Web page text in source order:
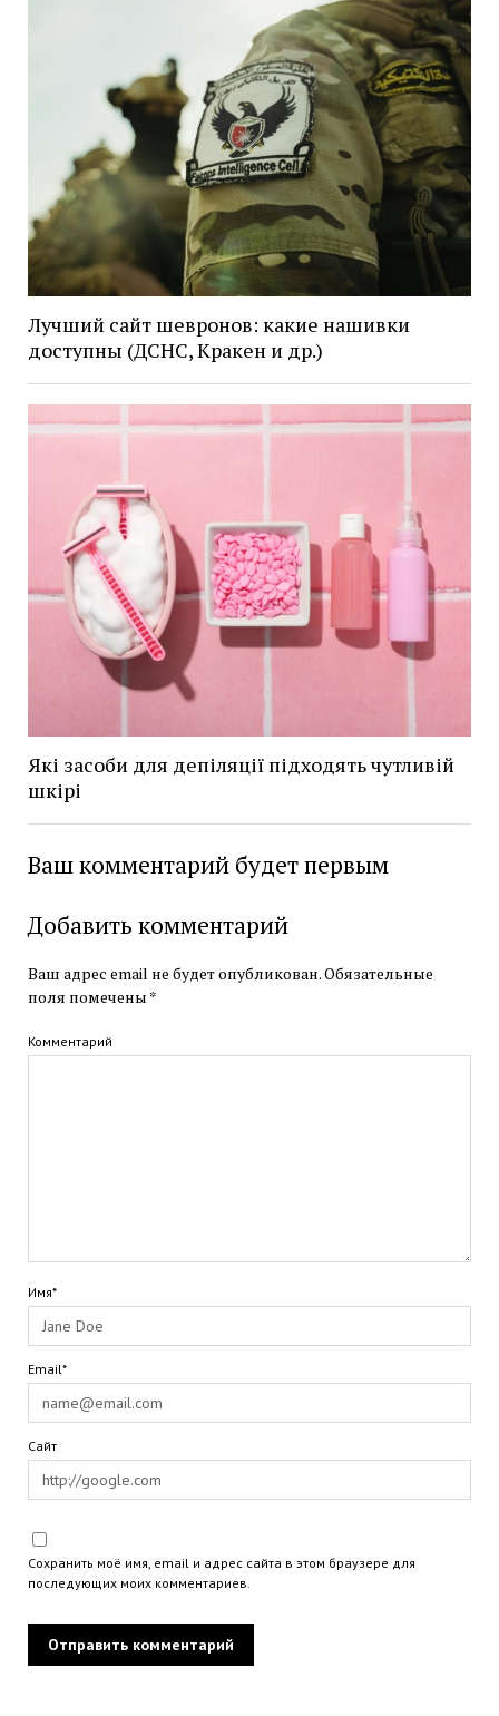
Лучший сайт шевронов: какие нашивки
доступны (ДСНС, Кракен и др.)
Які засоби для депіляції підходять чутливій
шкірі
Ваш комментарий будет первым
Добавить комментарий
Ваш адрес email не будет опубликован.Обязательные
поля помечены *
Комментарий
Имя*
Email*
Сайт
Сохранить моё имя, email и адрес сайта в этом браузере для
последующих моих комментариев.